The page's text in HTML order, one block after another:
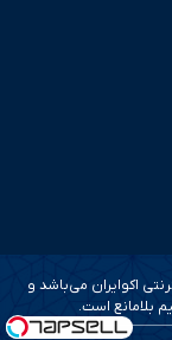
اکوایران می‌باشد و
بلامانع است.